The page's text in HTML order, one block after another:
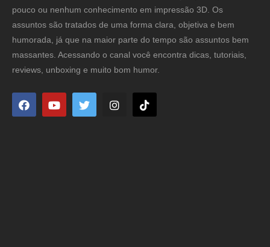
pouco ou nenhum conhecimento em impressão 3D. Os
assuntos são tratados de uma forma clara, objetiva e bem
humorada, já que na maior parte do tempo são assuntos bem
massantes. Acessando o canal você encontra dicas, tutoriais,
reviews, unboxing e muito bom humor.